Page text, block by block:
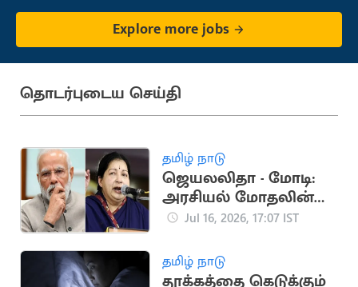
Explore more jobs
தொடர்புடைய செய்தி
தமிழ் நாடு
ஜெயலலிதா - மோடி:
அரசியல் மோதலின்
முக்கிய தருணங்கள்
Jul 16, 2026, 17:07 IST
தமிழ் நாடு
தூக்கத்தை கெடுக்கும்